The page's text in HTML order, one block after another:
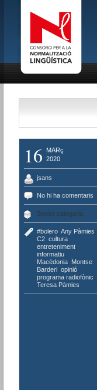
16
MARç
2020
jsans
No hi ha comentaris
Sense categoria
#bolero, Any Pàmies
C2, cultura,
entreteniment,
informatiu,
Macèdonia, Montse
Barderi, opinió,
programa radiofònic
Teresa Pàmies